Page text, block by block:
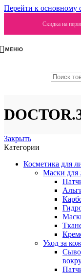
Перейти к основному
Скидка на
МЕНЮ
Закрыть
Категории
Косметика для
Маски для
Уход за